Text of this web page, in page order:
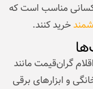
کسانی مناسب است که
خرید کنند.
گران‌قیمت مانند
و ابزارهای برقی